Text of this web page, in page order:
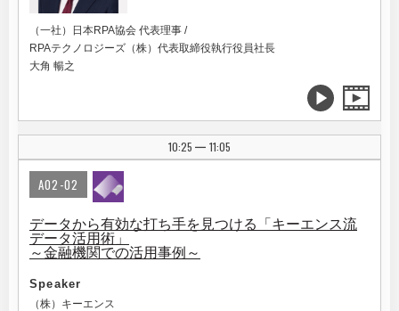
（一社）日本RPA協会 代表理事 /
RPAテクノロジーズ（株）代表取締役執行役員社長
大角 暢之
10:25 | 11:05
A02-02
データから有効な打ち手を見つける「キーエンス流
データ活用術」
～金融機関での活用事例～
Speaker
（株）キーエンス